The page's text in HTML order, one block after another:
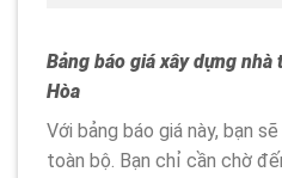
Bảng báo giá xây dựng
Hòa
Với bảng báo giá này, bạn
toàn bộ. Bạn chỉ cần chờ